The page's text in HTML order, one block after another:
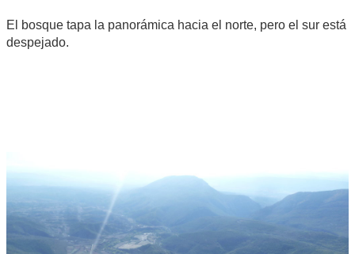
El bosque tapa la panorámica hacia el norte, pero el sur está
despejado.